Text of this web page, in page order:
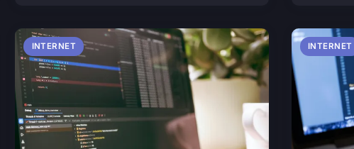
INTERNET INTERNET